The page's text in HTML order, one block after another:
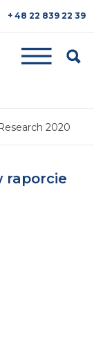
+ 48 22 839 22 39
2020
raporcie